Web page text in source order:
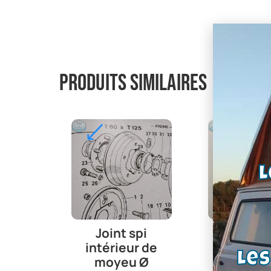
Produits similaires
Joint spi
intérieur de
moyeu Ø